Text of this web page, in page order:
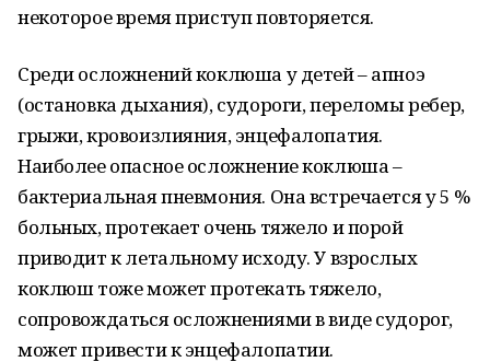
некоторое время приступ повторяется.
Среди осложнений коклюша у детей – апноэ
(остановка дыхания), судороги, переломы ребер,
грыжи, кровоизлияния, энцефалопатия.
Наиболее опасное осложнение коклюша –
бактериальная пневмония. Она встречается у 5 %
больных, протекает очень тяжело и порой
приводит к летальному исходу. У взрослых
коклюш тоже может протекать тяжело,
сопровождаться осложнениями в виде судорог,
может привести к энцефалопатии.